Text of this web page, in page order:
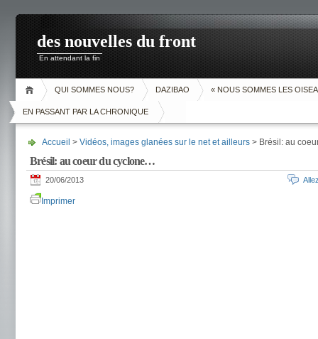
des nouvelles du front
En attendant la fin
QUI SOMMES NOUS? DAZIBAO « NOUS SOMMES LES
EN PASSANT PAR LA CHRONIQUE
Accueil > Vidéos, images glanées sur le net et ailleurs > Brésil: au
Brésil: au coeur du cyclone…
20/06/2013
Imprimer